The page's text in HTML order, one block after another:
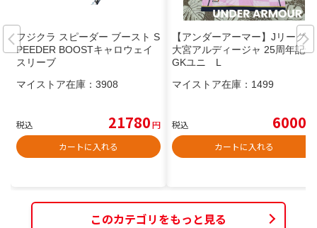
フジクラ スピーダー ブースト S
PEEDER BOOSTキャロウェイ
スリーブ
マイストア在庫： 3908
税込 21780円
カートに入れる
【アンダーアーマー】Jリーグ
大宮アルディージャ 25周年記念
GKユニ L
マイストア在庫： 1499
税込 6000
カートに入れる
このカテゴリをもっと見る